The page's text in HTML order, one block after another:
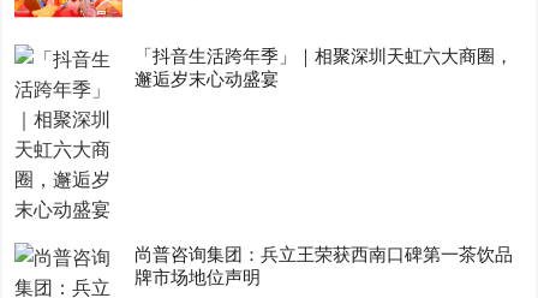
「抖音生活跨年季」｜相聚深圳天虹六大商圈，
邂逅岁末心动盛宴
尚普咨询集团：兵立王荣获西南口碑第一茶饮品
牌市场地位声明